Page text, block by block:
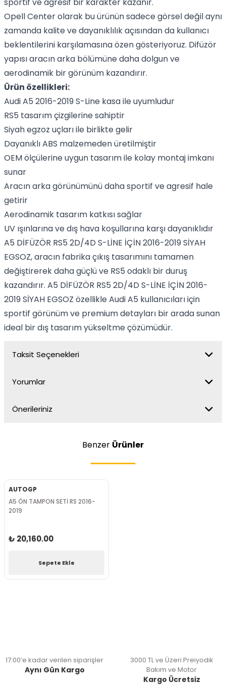
Opell Center olarak bu ürünün sadece görsel değil aynı
zamanda kalite ve dayanıklılık açısından da kullanıcı
beklentilerini karşılamasına özen gösteriyoruz. Difüzör
yapısı aracın arka bölümüne daha dolgun ve
aerodinamik bir görünüm kazandırır.
Ürün özellikleri:
Audi A5 2016-2019 S-Line kasa ile uyumludur
RS5 tasarım çizgilerine sahiptir
Siyah egzoz uçları ile birlikte gelir
Dayanıklı ABS malzemeden üretilmiştir
OEM ölçülerine uygun tasarım ile kolay montaj imkanı
sunar
Aracın arka görünümünü daha sportif ve agresif hale
getirir
Aerodinamik tasarım katkısı sağlar
UV ışınlarına ve dış hava koşullarına karşı dayanıklıdır
A5 DİFÜZÖR RS5 2D/4D S-LİNE İÇİN 2016-2019 SİYAH
EGSOZ, aracın fabrika çıkış tasarımını tamamen
değiştirerek daha güçlü ve RS5 odaklı bir duruş
kazandırır. A5 DİFÜZÖR RS5 2D/4D S-LİNE İÇİN 2016-
2019 SİYAH EGSOZ özellikle Audi A5 kullanıcıları için
sportif görünüm ve premium detayları bir arada sunan
ideal bir dış tasarım yükseltme çözümüdür.
Taksit Seçenekleri
Yorumlar
Önerileriniz
Benzer Ürünler
AUTOGP
A5 ÖN TAMPON SETİ RS 2016-
2019
₺ 20,160.00
Sepete Ekle
17:00’e kadar verilen siparişler
Aynı Gün Kargo
3000 TL ve Üzeri Preiyodik
Bakım ve Motor
Kargo Ücretsiz